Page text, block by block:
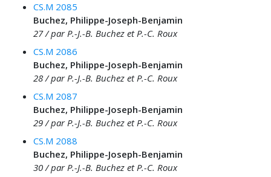
CS.M 2085
Buchez, Philippe-Joseph-Benjamin
27 / par P.-J.-B. Buchez et P.-C. Roux
CS.M 2086
Buchez, Philippe-Joseph-Benjamin
28 / par P.-J.-B. Buchez et P.-C. Roux
CS.M 2087
Buchez, Philippe-Joseph-Benjamin
29 / par P.-J.-B. Buchez et P.-C. Roux
CS.M 2088
Buchez, Philippe-Joseph-Benjamin
30 / par P.-J.-B. Buchez et P.-C. Roux